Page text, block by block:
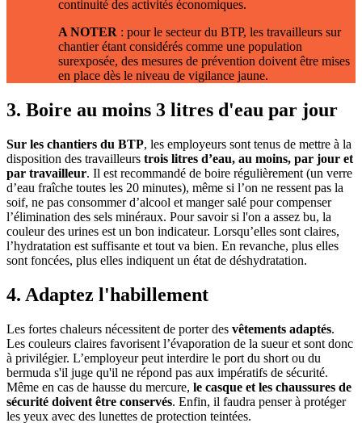
continuité des activités économiques.
A NOTER : pour le secteur du BTP, les travailleurs sur
chantier étant considérés comme une population
surexposée, des mesures de prévention doivent être mises
en place dès le niveau de vigilance jaune.
3. Boire au moins 3 litres d'eau par jour
Sur les chantiers du BTP, les employeurs sont tenus de mettre à la
disposition des travailleurs trois litres d’eau, au moins, par jour et
par travailleur. Il est recommandé de boire régulièrement (un verre
d’eau fraîche toutes les 20 minutes), même si l’on ne ressent pas la
soif, ne pas consommer d’alcool et manger salé pour compenser
l’élimination des sels minéraux. Pour savoir si l'on a assez bu, la
couleur des urines est un bon indicateur. Lorsqu’elles sont claires,
l’hydratation est suffisante et tout va bien. En revanche, plus elles
sont foncées, plus elles indiquent un état de déshydratation.
4. Adaptez l'habillement
Les fortes chaleurs nécessitent de porter des vêtements adaptés.
Les couleurs claires favorisent l’évaporation de la sueur et sont donc
à privilégier. L’employeur peut interdire le port du short ou du
bermuda s'il juge qu'il ne répond pas aux impératifs de sécurité.
Même en cas de hausse du mercure, le casque et les chaussures de
sécurité doivent être conservés. Enfin, il faudra penser à protéger
les yeux avec des lunettes de protection teintées.